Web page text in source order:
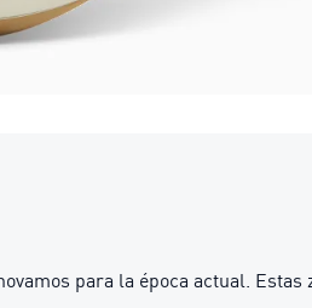
para la época actual.